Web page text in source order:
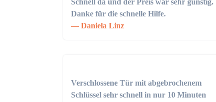
Schnell da und der Preis war sehr günstig.
Danke für die schnelle Hilfe.
Daniela Linz
Verschlossene Tür mit abgebrochenem
Schlüssel sehr schnell in nur 10 Minuten